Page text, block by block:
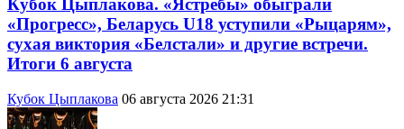
Кубок Цыплакова. «Ястребы» обыграли
«Прогресс», Беларусь U18 уступили «Рыцарям»,
сухая виктория «Белстали» и другие встречи.
Итоги 6 августа
Кубок Цыплакова 06 августа 2026 21:31